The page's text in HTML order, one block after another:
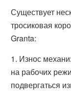
Существует
тросиковая
Granta:
1. Износ
на рабочих
подвергаться